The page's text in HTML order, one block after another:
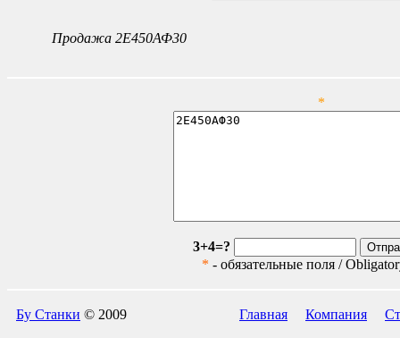
Продажа 2Е450АФ30
*
3+4=?
* - обязательные поля /
Бу Станки © 2009 Главная Компания